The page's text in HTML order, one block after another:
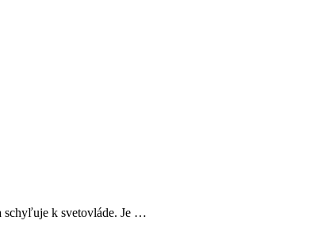
schyľuje k svetovláde. Je …